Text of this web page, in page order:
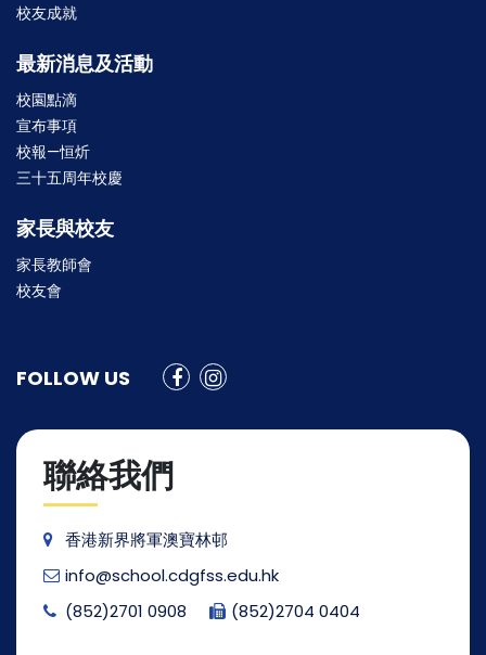
校友成就
最新消息及活動
校園點滴
宣布事項
校報—恒炘
三十五周年校慶
家長與校友
家長教師會
校友會
FOLLOW US
聯絡我們
香港新界將軍澳寶林邨
info@school.cdgfss.edu.hk
(852)2701 0908
(852)2704 0404